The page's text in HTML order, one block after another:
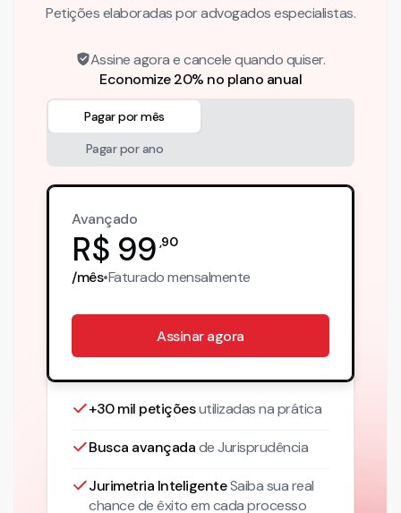
Petições elaboradas por advogados especialistas.
Assine agora e cancele quando quiser.
Economize 20% no plano anual
Pagar por mês
Pagar por ano
Avançado
R$ 99 ,90
/mês•Faturadomensalmente
Assinar agora
+30 mil petiçõesutilizadas na prática
Busca avançadade Jurisprudência
Jurimetria InteligenteSaiba sua real
chance de êxito em cada processo